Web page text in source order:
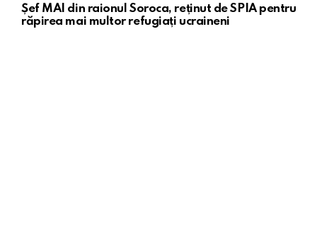
Șef MAI din raionul Soroca, reținut de SPIA pentru
răpirea mai multor refugiați ucraineni